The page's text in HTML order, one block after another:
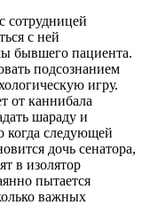
сотрудницей
с ней
бывшего пациента.
подсознанием
игру.
от каннибала
шараду и
когда следующей
дочь сенатора,
в изолятор
пытается
важных